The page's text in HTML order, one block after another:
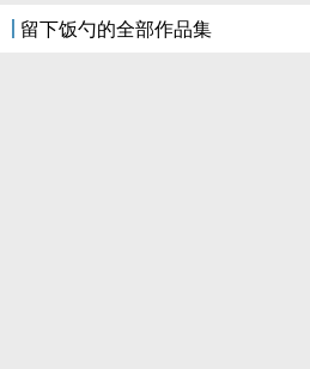
留下饭勺的全部作品集